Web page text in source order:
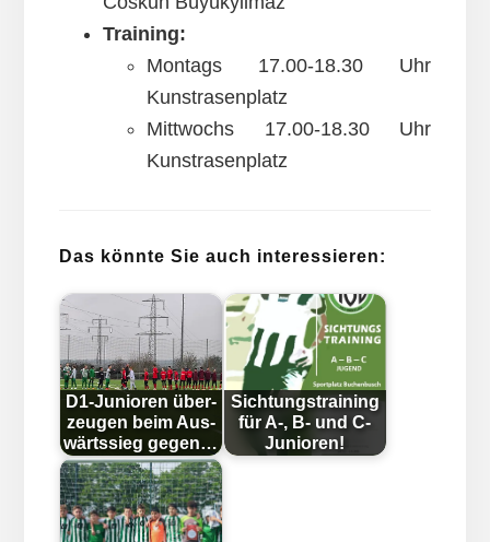
Training:
Montags 17.00-18.30 Uhr
Kunstrasenplatz
Mittwochs 17.00-18.30 Uhr
Kunstrasenplatz
Das könnte Sie auch interessieren:
D1-Junioren über­
zeugen beim Aus­
wärts­sieg gegen…
Sichtungstraining
für A-, B- und C-
Junioren!